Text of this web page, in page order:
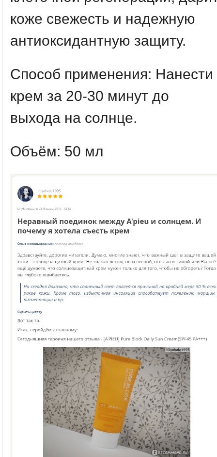
коже свежесть и надежную
антиоксидантную защиту.
Способ применения: Нанести
крем за 20-30 минут до
выхода на солнце.
Объём: 50 мл